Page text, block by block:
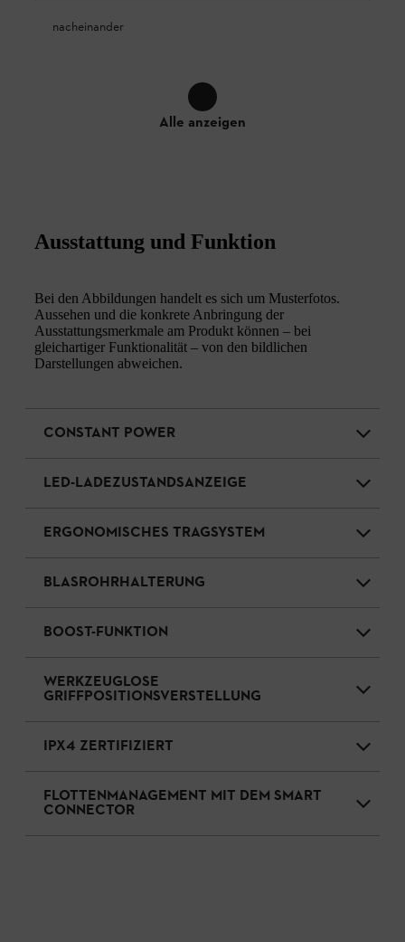
nacheinander
Alle anzeigen
Ausstattung und Funktion
Bei den Abbildungen handelt es sich um Musterfotos.
Aussehen und die konkrete Anbringung der
Ausstattungsmerkmale am Produkt können – bei
gleichartiger Funktionalität – von den bildlichen
Darstellungen abweichen.
CONSTANT POWER
LED-LADEZUSTANDSANZEIGE
ERGONOMISCHES TRAGSYSTEM
BLASROHRHALTERUNG
BOOST-FUNKTION
WERKZEUGLOSE
GRIFFPOSITIONSVERSTELLUNG
IPX4 ZERTIFIZIERT
FLOTTENMANAGEMENT MIT DEM SMART
CONNECTOR